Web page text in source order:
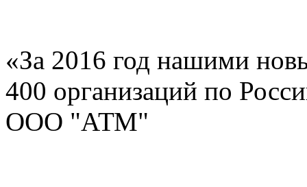
«За 2016 год нашими
400 организаций по
ООО "АТМ"